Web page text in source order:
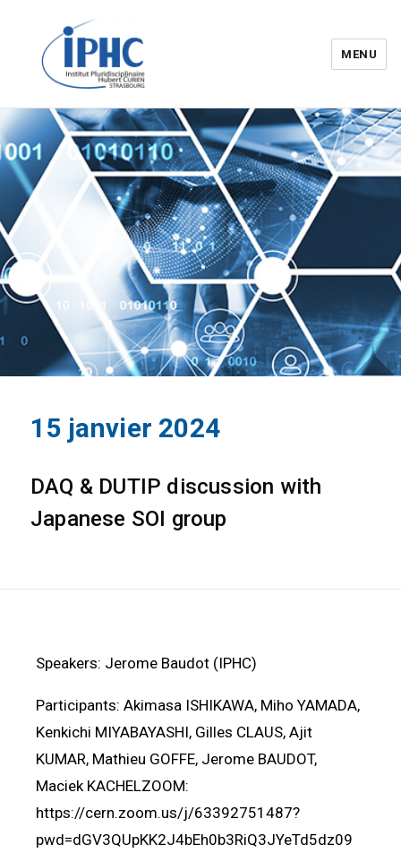
Institut pluridisciplinaire Hubert
Curien – IPHC
MENU
15 janvier 2024
DAQ & DUTIP discussion with
Japanese SOI group
Speakers: Jerome Baudot (IPHC)
Participants: Akimasa ISHIKAWA, Miho YAMADA,
Kenkichi MIYABAYASHI, Gilles CLAUS, Ajit
KUMAR, Mathieu GOFFE, Jerome BAUDOT,
Maciek KACHELZOOM:
https://cern.zoom.us/j/63392751487?
pwd=dGV3QUpKK2J4bEh0b3RiQ3JYeTd5dz09